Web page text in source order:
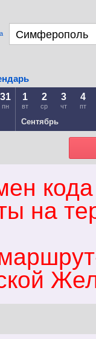
31
пн
Сентябрь
1
вт
2
ср
3
чт
4
пт
на